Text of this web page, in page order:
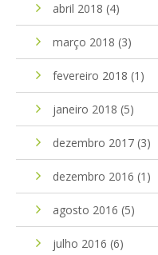
abril 2018 (4)
março 2018 (3)
fevereiro 2018 (1)
janeiro 2018 (5)
dezembro 2017 (3)
dezembro 2016 (1)
agosto 2016 (5)
julho 2016 (6)